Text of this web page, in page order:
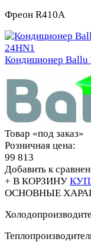
Фреон R410A
Кондиционер Ballu
Товар «под заказ»
Розничная цена:
99 813
Добавить к
+ В КОРЗИНУ
ОСНОВНЫЕ